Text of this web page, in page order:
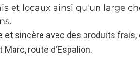
et locaux ainsi qu'un large
et sincère avec des produits
Marc, route d'Espalion.